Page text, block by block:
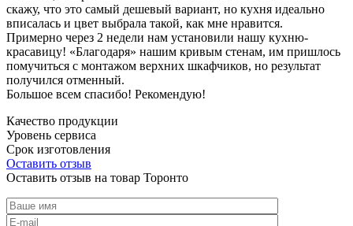
скажу, что это самый дешевый вариант, но кухня идеально
вписалась и цвет выбрала такой, как мне нравится.
Примерно через 2 недели нам установили нашу кухню-
красавицу! «Благодаря» нашим кривым стенам, им пришлось
помучиться с монтажом верхних шкафчиков, но результат
получился отменный.
Большое всем спасибо! Рекомендую!
Качество продукции
Уровень сервиса
Срок изготовления
Оставить отзыв
Оставить отзыв на товар Торонто